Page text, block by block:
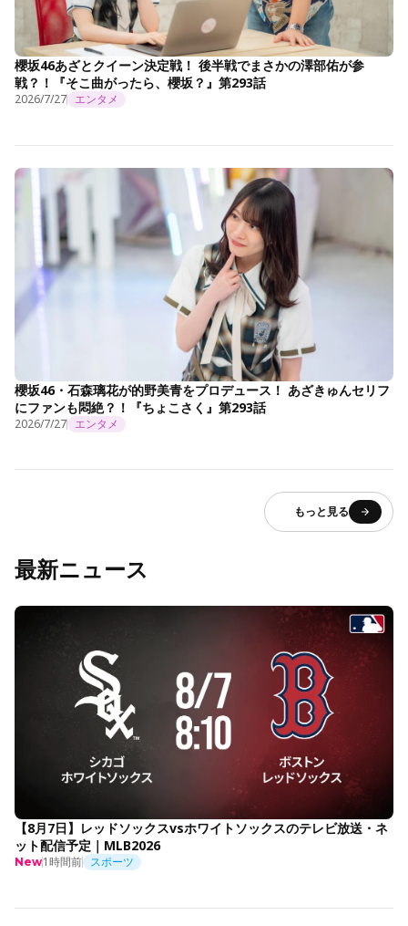
櫻坂46あざとクイーン決定戦！ 後半戦でまさかの澤部佑が参
戦？！『そこ曲がったら、櫻坂？』第293話
2026/7/27 エンタメ
櫻坂46・石森璃花が的野美青をプロデュース！ あざきゅんセリフ
にファンも悶絶？！『ちょこさく』第293話
2026/7/27 エンタメ
もっと見る
最新ニュース
【8月7日】レッドソックスvsホワイトソックスのテレビ放送・ネ
ット配信予定｜MLB2026
New1時間前 スポーツ